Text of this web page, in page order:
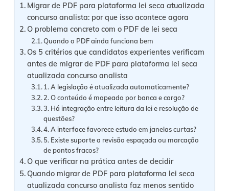
Migrar de PDF para plataforma lei seca atualizada
concurso analista: por que isso acontece agora
O problema concreto com o PDF de lei seca
Quando o PDF ainda funciona bem
Os 5 critérios que candidatos experientes verificam
antes de migrar de PDF para plataforma lei seca
atualizada concurso analista
1. A legislação é atualizada automaticamente?
2. O conteúdo é mapeado por banca e cargo?
3. Há integração entre leitura da lei e resolução de
questões?
4. A interface favorece estudo em janelas curtas?
5. Existe suporte a revisão espaçada ou marcação
de pontos fracos?
O que verificar na prática antes de decidir
Quando migrar de PDF para plataforma lei seca
atualizada concurso analista faz menos sentido